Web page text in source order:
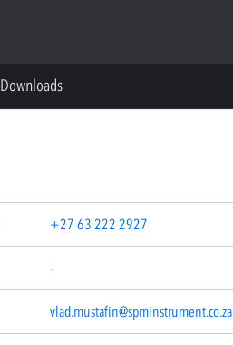
Downloads
+27 63 222 2927
-
vlad.mustafin@spminstrument.co.za